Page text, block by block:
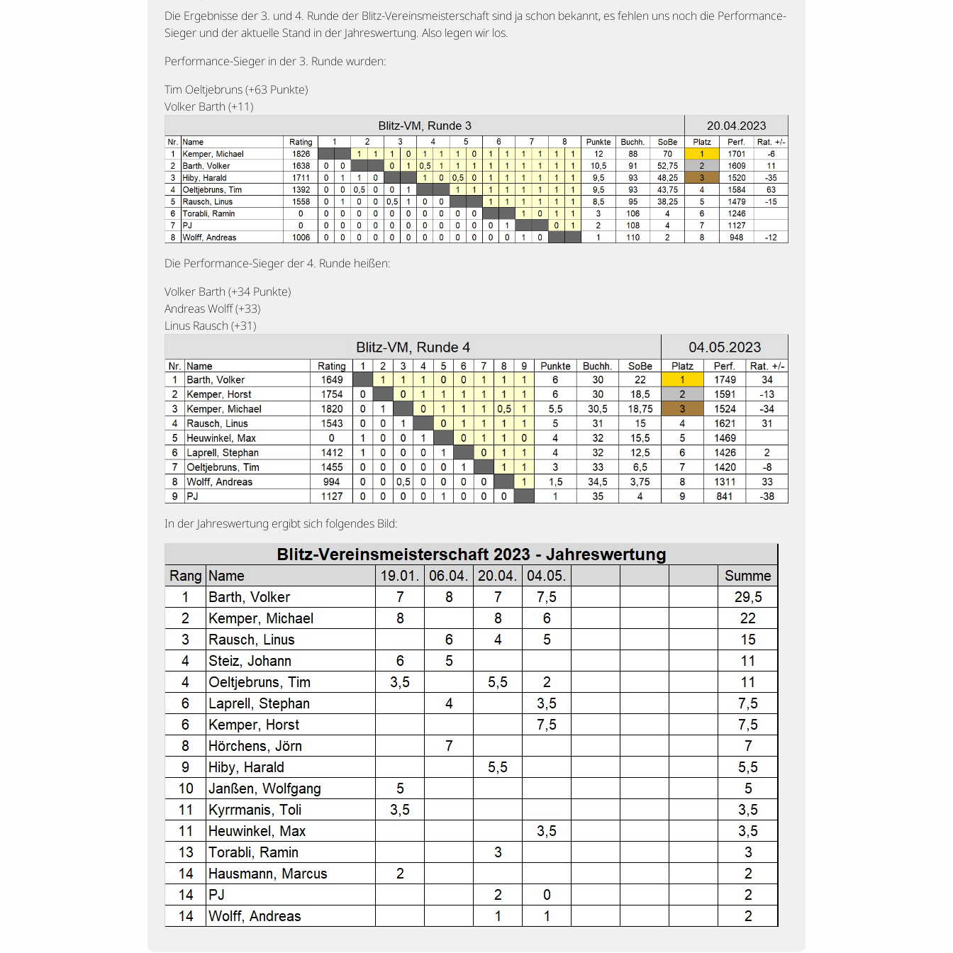
Die Ergebnisse der 3. und 4. Runde der Blitz-Vereinsmeisterschaft sind ja schon bekannt, es fehlen uns noch die Performance-
Sieger und der aktuelle Stand in der Jahreswertung. Also legen wir los.
Performance-Sieger in der 3. Runde wurden:
Tim Oeltjebruns (+63 Punkte)
Volker Barth (+11)
Die Performance-Sieger der 4. Runde heißen:
Volker Barth (+34 Punkte)
Andreas Wolff (+33)
Linus Rausch (+31)
In der Jahreswertung ergibt sich folgendes Bild: